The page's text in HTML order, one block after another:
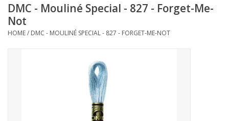
Nieuws
Herfst & Halloween
DMC - Mouliné Special - 827 - Forget-Me-
Not
HOME/ DMC - MOULINÉ SPECIAL - 827 - FORGET-ME-NOT